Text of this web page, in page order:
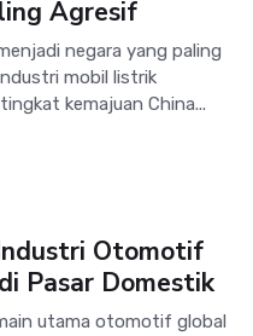
Agresif
negara yang paling
mobil listrik
kemajuan China...
Otomotif
Pasar Domestik
utama otomotif global